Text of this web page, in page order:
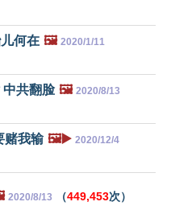
何在 🖼️ 2020/1/11
中共翻脸 🖼️ 2020/8/13
赌我输 🖼️▶️ 2020/12/4
2020/8/13 （449,453次）